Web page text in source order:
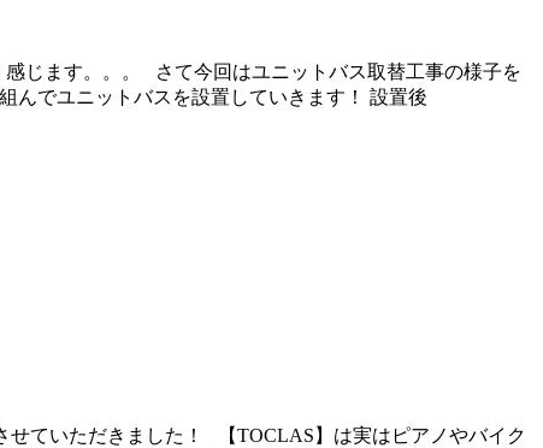
じます。。。 さて今回はユニットバス取替工事の様子を
んでユニットバスを設置していきます！ 設置後
ていただきました！ 【TOCLAS】は実はピアノやバイク